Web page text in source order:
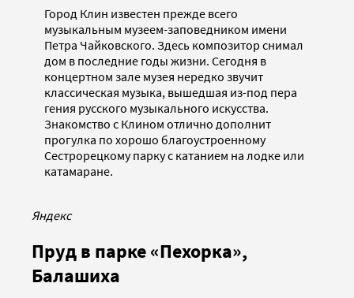
Город Клин известен прежде всего
музыкальным музеем-заповедником имени
Петра Чайковского. Здесь композитор снимал
дом в последние годы жизни. Сегодня в
концертном зале музея нередко звучит
классическая музыка, вышедшая из-под пера
гения русского музыкального искусства.
Знакомство с Клином отлично дополнит
прогулка по хорошо благоустроенному
Сестрорецкому парку с катанием на лодке или
катамаране.
Яндекс
Пруд в парке «Пехорка»,
Балашиха